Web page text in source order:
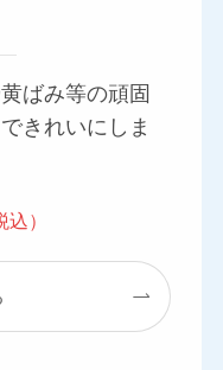
ばみ等の頑固
きれいにしま
込）